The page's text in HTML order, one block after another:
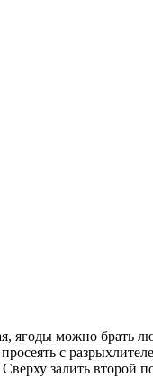
ягоды можно брать
с
залить второй